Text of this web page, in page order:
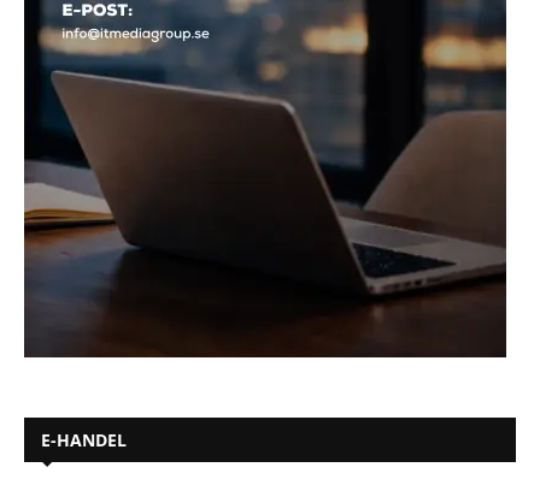
E-HANDEL